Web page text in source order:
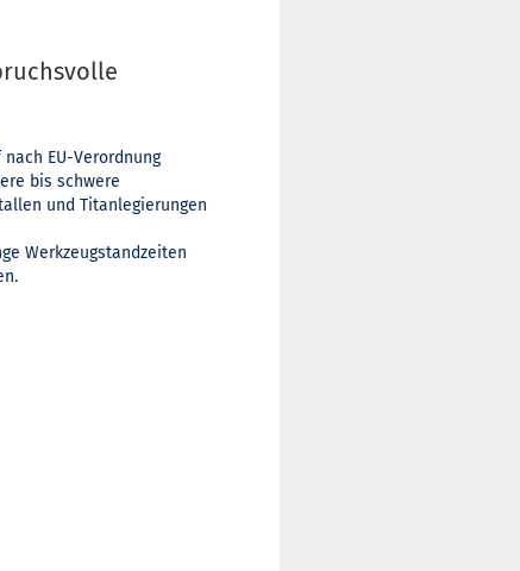
EU-Verordnung
bis schwere
und Titanlegierungen
Werkzeugstandzeiten